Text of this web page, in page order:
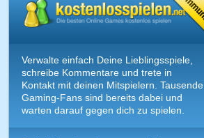
Verwalte einfach Deine Lieblingsspiele,
schreibe Kommentare und trete in
Kontakt mit deinen Mitspielern. Tausende
Gaming-Fans sind bereits dabei und
warten darauf gegen dich zu spielen.